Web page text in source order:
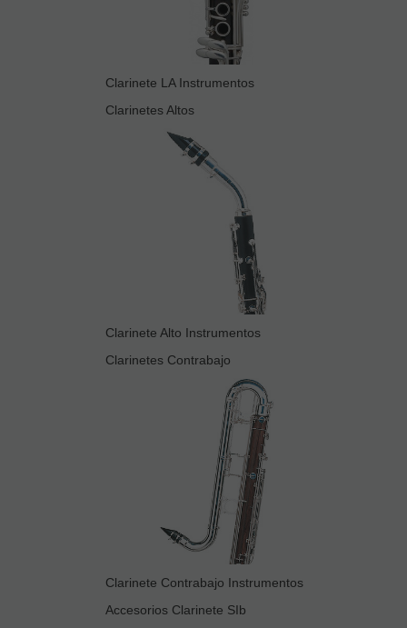
Clarinete LA Instrumentos
Clarinetes Altos
Clarinete Alto Instrumentos
Clarinetes Contrabajo
Clarinete Contrabajo Instrumentos
Accesorios Clarinete SIb